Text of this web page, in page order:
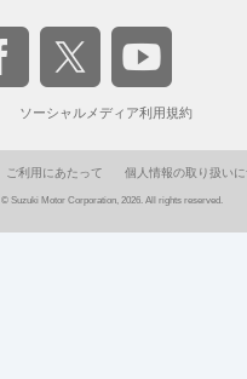
ソーシャルメディア利用規約
ご利用にあたって 個人情報の取り扱い
© Suzuki Motor Corporation, 2026. All rights reserved.